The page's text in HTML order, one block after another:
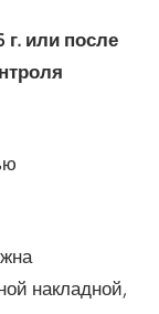
г. или после
накладной,